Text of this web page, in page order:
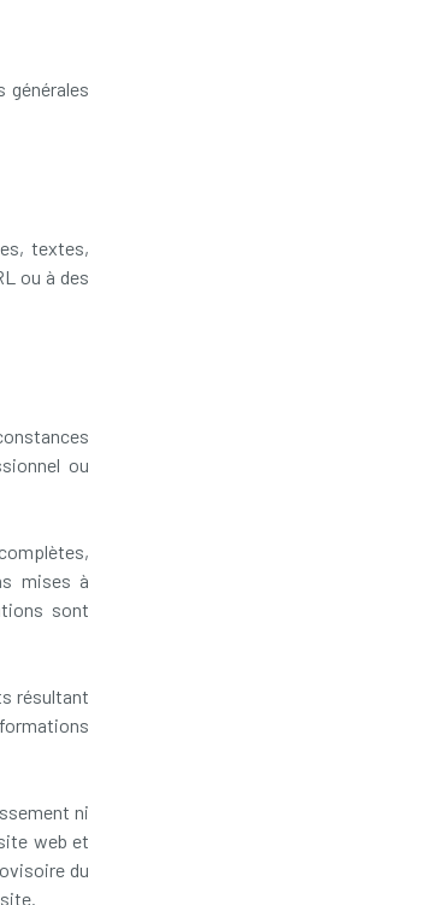
générales
textes,
ou à des
ou
mises à
sont
résultant
ni
web et
du